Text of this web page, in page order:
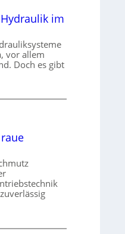
im
vor allem
Doch es gibt